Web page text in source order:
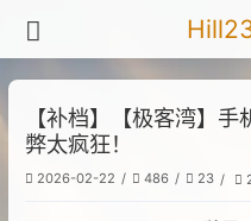
【补档】【极客湾】
弊太疯狂！
2026-02-22 486 23